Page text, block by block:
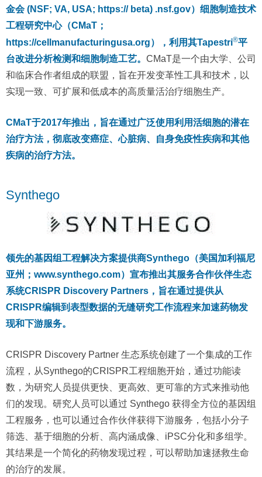
金会 (NSF; VA, USA; https:// beta) .nsf.gov）细胞制造技术
工程研究中心（CMaT；
https://cellmanufacturingusa.org），利用其Tapestri®平
台改进分析检测和细胞制造工艺。 CMaT是一个由大学、公司
和临床合作者组成的联盟，旨在开发变革性工具和技术，以
实现一致、可扩展和低成本的高质量活治疗细胞生产。
CMaT于2017年推出，旨在通过广泛使用利用活细胞的潜在
治疗方法，彻底改变癌症、心脏病、自身免疫性疾病和其他
疾病的治疗方法。
Synthego
领先的基因组工程解决方案提供商Synthego（美国加利福尼
亚州；www.synthego.com）宣布推出其服务合作伙伴生态
系统CRISPR Discovery Partners，旨在通过提供从
CRISPR编辑到表型数据的无缝研究工作流程来加速药物发
现和下游服务。
CRISPR Discovery Partner 生态系统创建了一个集成的工作
流程，从Synthego的CRISPR工程细胞开始，通过功能读
数，为研究人员提供更快、更高效、更可靠的方式来推动他
们的发现。研究人员可以通过 Synthego 获得全方位的基因组
工程服务，也可以通过合作伙伴获得下游服务，包括小分子
筛选、基于细胞的分析、高内涵成像、iPSC分化和多组学。
其结果是一个简化的药物发现过程，可以帮助加速拯救生命
的治疗的发展。